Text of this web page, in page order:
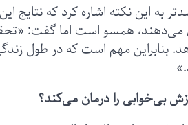
به این نکته اشاره کرد که
می‌دهند، همسو است اما گفت:
بنابراین مهم است که در طول
بی‌خوابی را درمان می‌کند؟